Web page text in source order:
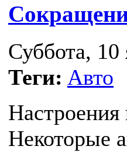
Суббота, 10
Теги: Авто
Настроения
Некоторые